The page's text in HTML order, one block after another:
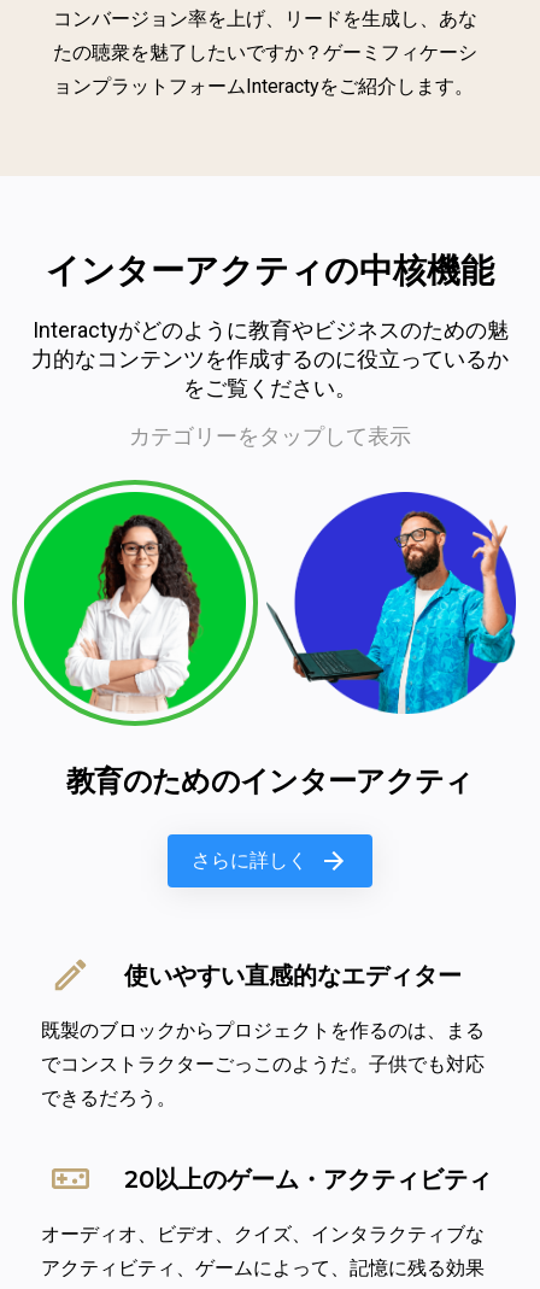
コンバージョン率を上げ、リードを生成し、あな
たの聴衆を魅了したいですか？ゲーミフィケーシ
ョンプラットフォームInteractyをご紹介します。
インターアクティの中核機能
Interactyがどのように教育やビジネスのための魅
力的なコンテンツを作成するのに役立っているか
をご覧ください。
カテゴリーをタップして表示
教育のためのインターアクティ
さらに詳しく
使いやすい直感的なエディター
既製のブロックからプロジェクトを作るのは、まる
でコンストラクターごっこのようだ。子供でも対応
できるだろう。
20以上のゲーム・アクティビティ
オーディオ、ビデオ、クイズ、インタラクティブな
アクティビティ、ゲームによって、記憶に残る効果